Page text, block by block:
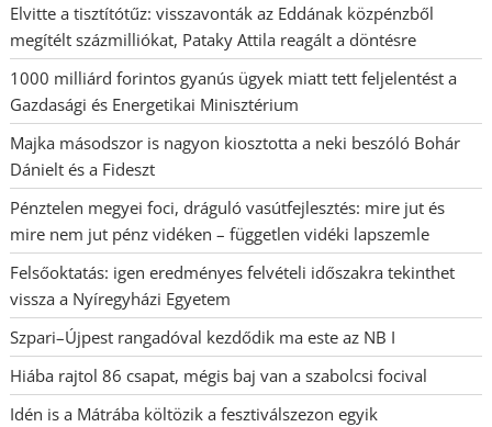
Elvitte a tisztítótűz: visszavonták az Eddának közpénzből
megítélt százmilliókat, Pataky Attila reagált a döntésre
1000 milliárd forintos gyanús ügyek miatt tett feljelentést a
Gazdasági és Energetikai Minisztérium
Majka másodszor is nagyon kiosztotta a neki beszóló Bohár
Dánielt és a Fideszt
Pénztelen megyei foci, dráguló vasútfejlesztés: mire jut és
mire nem jut pénz vidéken – független vidéki lapszemle
Felsőoktatás: igen eredményes felvételi időszakra tekinthet
vissza a Nyíregyházi Egyetem
Szpari–Újpest rangadóval kezdődik ma este az NB I
Hiába rajtol 86 csapat, mégis baj van a szabolcsi focival
Idén is a Mátrába költözik a fesztiválszezon egyik